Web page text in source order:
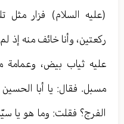
(عليه السلام) فزار مثل
ركعتين، وأنا خائف منه إذ لم
عليه ثياب بيض، وعمامة
مسبل. فقال: يا أبا
الفرج؟ فقلت: وما هو يا